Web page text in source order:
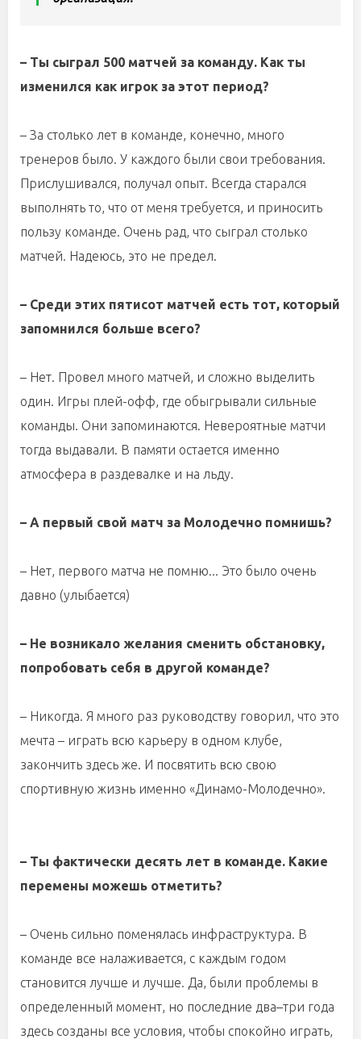
– Ты сыграл 500 матчей за команду. Как ты
изменился как игрок за этот период?
– За столько лет в команде, конечно, много
тренеров было. У каждого были свои требования.
Прислушивался, получал опыт. Всегда старался
выполнять то, что от меня требуется, и приносить
пользу команде. Очень рад, что сыграл столько
матчей. Надеюсь, это не предел.
– Среди этих пятисот матчей есть тот, который
запомнился больше всего?
– Нет. Провел много матчей, и сложно выделить
один. Игры плей-офф, где обыгрывали сильные
команды. Они запоминаются. Невероятные матчи
тогда выдавали. В памяти остается именно
атмосфера в раздевалке и на льду.
– А первый свой матч за Молодечно помнишь?
– Нет, первого матча не помню... Это было очень
давно (улыбается)
– Не возникало желания сменить обстановку,
попробовать себя в другой команде?
– Никогда. Я много раз руководству говорил, что это
мечта – играть всю карьеру в одном клубе,
закончить здесь же. И посвятить всю свою
спортивную жизнь именно «Динамо-Молодечно».
– Ты фактически десять лет в команде. Какие
перемены можешь отметить?
– Очень сильно поменялась инфраструктура. В
команде все налаживается, с каждым годом
становится лучше и лучше. Да, были проблемы в
определенный момент, но последние два–три года
здесь созданы все условия, чтобы спокойно играть,